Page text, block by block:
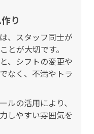
り
、スタッフ同士が
とが大切です。
、シフトの変更や
なく、不満やトラ
ルの活用により、
しやすい雰囲気を